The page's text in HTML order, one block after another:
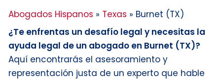
Abogados Hispanos » Texas » Burnet (TX)
¿Te enfrentas un desafío legal y necesitas la
ayuda legal de un abogado en Burnet (TX)?
Aquí encontrarás el asesoramiento y
representación justa de un experto que hable